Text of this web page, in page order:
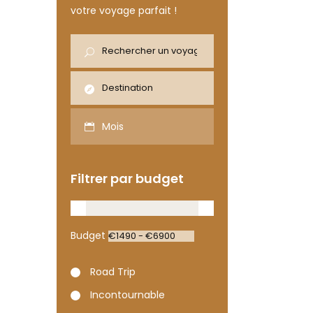
votre voyage parfait !
Mois
Filtrer par budget
Budget
Road Trip
Incontournable